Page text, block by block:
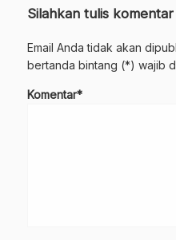
Silahkan tulis
Email Anda tidak akan
bertanda bintang (*) wajib
Komentar*